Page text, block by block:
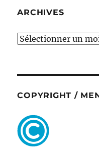
ARCHIVES
ARCHIVES
COPYRIGHT /